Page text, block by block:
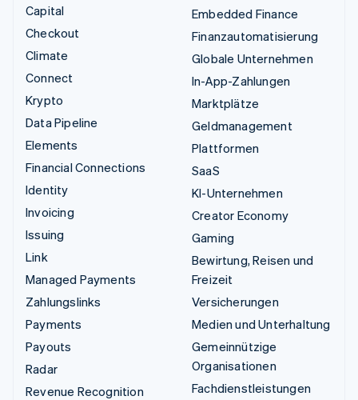
Capital
Checkout
Climate
Connect
Krypto
Data Pipeline
Elements
Financial Connections
Identity
Invoicing
Issuing
Link
Managed Payments
Zahlungslinks
Payments
Payouts
Radar
Revenue Recognition
Embedded Finance
Finanzautomatisierung
Globale Unternehmen
In-App-Zahlungen
Marktplätze
Geldmanagement
Plattformen
SaaS
KI-Unternehmen
Creator Economy
Gaming
Bewirtung, Reisen und
Freizeit
Versicherungen
Medien und Unterhaltung
Gemeinnützige
Organisationen
Fachdienstleistungen